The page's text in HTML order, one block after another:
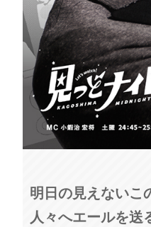
明日の見えないこ
人々へエールを送